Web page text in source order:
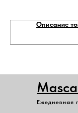
Описание
Ежедневная